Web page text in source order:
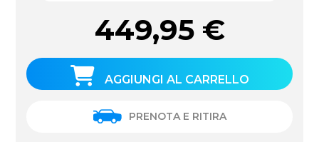
449,95 €
AGGIUNGI AL CARRELLO
PRENOTA E RITIRA